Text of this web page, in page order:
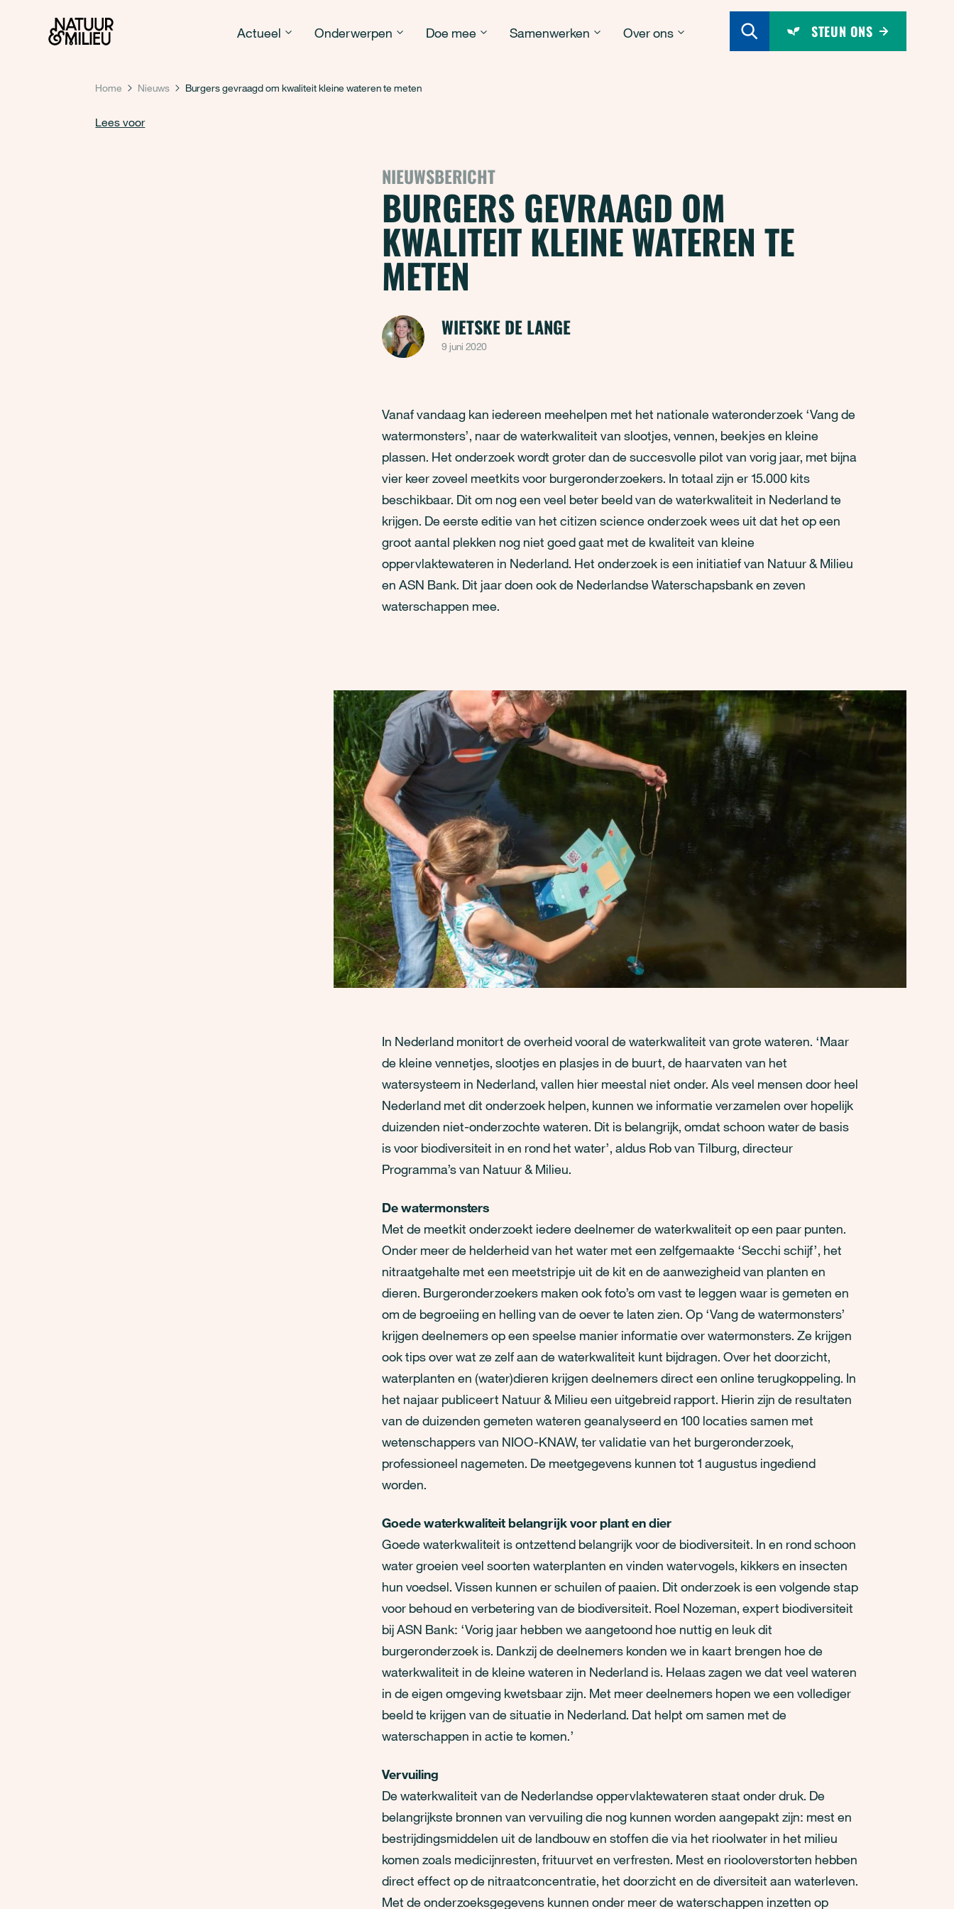
Natuur & Milieu homepage
Actueel Onderwerpen Doe mee Samenwerken Over ons STEUN ONS
Home Nieuws Burgers gevraagd om kwaliteit kleine wateren te meten
Lees voor
NIEUWSBERICHT
BURGERS GEVRAAGD OM
KWALITEIT KLEINE WATEREN TE
METEN
WIETSKE DE LANGE
9 juni 2020
Vanaf vandaag kan iedereen meehelpen met het nationale wateronderzoek ‘Vang de
watermonsters’, naar de waterkwaliteit van slootjes, vennen, beekjes en kleine
plassen. Het onderzoek wordt groter dan de succesvolle pilot van vorig jaar, met bijna
vier keer zoveel meetkits voor burgeronderzoekers. In totaal zijn er 15.000 kits
beschikbaar. Dit om nog een veel beter beeld van de waterkwaliteit in Nederland te
krijgen. De eerste editie van het citizen science onderzoek wees uit dat het op een
groot aantal plekken nog niet goed gaat met de kwaliteit van kleine
oppervlaktewateren in Nederland. Het onderzoek is een initiatief van Natuur & Milieu
en ASN Bank. Dit jaar doen ook de Nederlandse Waterschapsbank en zeven
waterschappen mee.
In Nederland monitort de overheid vooral de waterkwaliteit van grote wateren. ‘Maar
de kleine vennetjes, slootjes en plasjes in de buurt, de haarvaten van het
watersysteem in Nederland, vallen hier meestal niet onder. Als veel mensen door heel
Nederland met dit onderzoek helpen, kunnen we informatie verzamelen over hopelijk
duizenden niet-onderzochte wateren. Dit is belangrijk, omdat schoon water de basis
is voor biodiversiteit in en rond het water’, aldus Rob van Tilburg, directeur
Programma’s van Natuur & Milieu.
De watermonsters
Met de meetkit onderzoekt iedere deelnemer de waterkwaliteit op een paar punten.
Onder meer de helderheid van het water met een zelfgemaakte ‘Secchi schijf’, het
nitraatgehalte met een meetstripje uit de kit en de aanwezigheid van planten en
dieren. Burgeronderzoekers maken ook foto’s om vast te leggen waar is gemeten en
om de begroeiing en helling van de oever te laten zien. Op ‘Vang de watermonsters’
krijgen deelnemers op een speelse manier informatie over watermonsters. Ze krijgen
ook tips over wat ze zelf aan de waterkwaliteit kunt bijdragen. Over het doorzicht,
waterplanten en (water)dieren krijgen deelnemers direct een online terugkoppeling. In
het najaar publiceert Natuur & Milieu een uitgebreid rapport. Hierin zijn de resultaten
van de duizenden gemeten wateren geanalyseerd en 100 locaties samen met
wetenschappers van NIOO-KNAW, ter validatie van het burgeronderzoek,
professioneel nagemeten. De meetgegevens kunnen tot 1 augustus ingediend
worden.
Goede waterkwaliteit belangrijk voor plant en dier
Goede waterkwaliteit is ontzettend belangrijk voor de biodiversiteit. In en rond schoon
water groeien veel soorten waterplanten en vinden watervogels, kikkers en insecten
hun voedsel. Vissen kunnen er schuilen of paaien. Dit onderzoek is een volgende stap
voor behoud en verbetering van de biodiversiteit. Roel Nozeman, expert biodiversiteit
bij ASN Bank: ‘Vorig jaar hebben we aangetoond hoe nuttig en leuk dit
burgeronderzoek is. Dankzij de deelnemers konden we in kaart brengen hoe de
waterkwaliteit in de kleine wateren in Nederland is. Helaas zagen we dat veel wateren
in de eigen omgeving kwetsbaar zijn. Met meer deelnemers hopen we een vollediger
beeld te krijgen van de situatie in Nederland. Dat helpt om samen met de
waterschappen in actie te komen.’
Vervuiling
De waterkwaliteit van de Nederlandse oppervlaktewateren staat onder druk. De
belangrijkste bronnen van vervuiling die nog kunnen worden aangepakt zijn: mest en
bestrijdingsmiddelen uit de landbouw en stoffen die via het rioolwater in het milieu
komen zoals medicijnresten, frituurvet en verfresten. Mest en riooloverstorten hebben
direct effect op de nitraatconcentratie, het doorzicht en de diversiteit aan waterleven.
Met de onderzoeksgegevens kunnen onder meer de waterschappen inzetten op